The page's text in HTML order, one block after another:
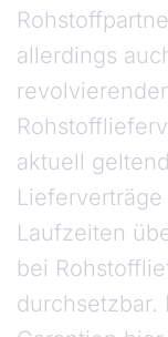
allerdings
aktuell
Laufzeiten
bei
durchsetzbar.